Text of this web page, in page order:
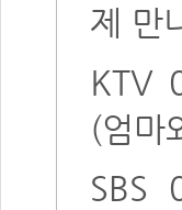
제 만
KTV
(엄마
SBS